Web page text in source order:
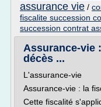
assurance vie /
fiscalite succession
succession contrat
Assurance-vie
décès ...
L'assurance-vie
Assurance-vie : la
Cette fiscalité